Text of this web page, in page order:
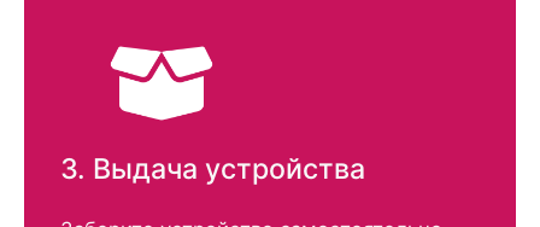
3. Выдача устройства